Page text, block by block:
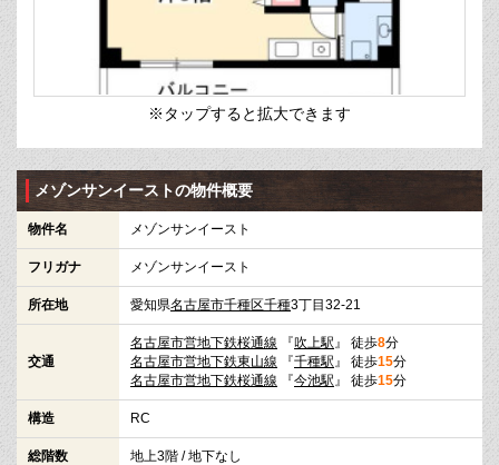
※タップすると拡大できます
メゾンサンイーストの物件概要
物件名 メゾンサンイースト
フリガナ メゾンサンイースト
所在地 愛知県名古屋市千種区千種3丁目32-21
交通
名古屋市営地下鉄桜通線 『吹上駅 』 徒歩8分
名古屋市営地下鉄東山線 『千種駅 』 徒歩15分
名古屋市営地下鉄桜通線 『今池駅 』 徒歩15分
構造 RC
総階数 地上3階 / 地下なし